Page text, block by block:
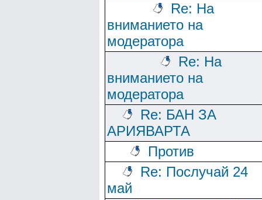
Re: На
вниманието на
модератора
Re: На
вниманието на
модератора
Re: БАН ЗА
АРИЯВАРТА
Против
Re: Послучай 24
май